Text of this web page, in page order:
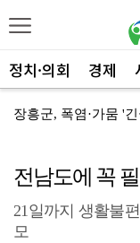
정치·의회 경제
장흥군, 폭염·가뭄 '
전남도에 꼭
21일까지 생활불
모